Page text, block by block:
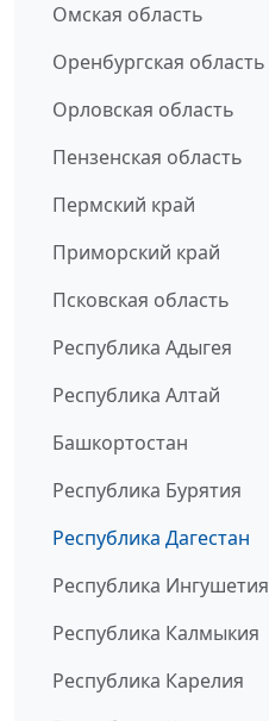
Омская область
Оренбургская область
Орловская область
Пензенская область
Пермский край
Приморский край
Псковская область
Республика Адыгея
Республика Алтай
Башкортостан
Республика Бурятия
Республика Дагестан
Республика Ингушетия
Республика Калмыкия
Республика Карелия